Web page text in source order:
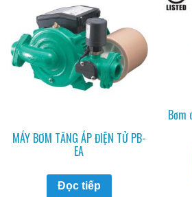
MÁY BƠM TĂNG ÁP ĐIỆN TỬ PB-
EA
Đọc tiếp
Bơm